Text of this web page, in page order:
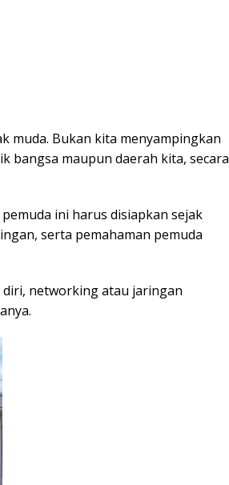
muda. Bukan kita menyampingkan
bangsa maupun daerah kita, secara
ini harus disiapkan sejak
serta pemahaman pemuda
diri, networking atau jaringan